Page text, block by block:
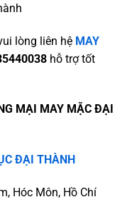
lòng liên hệ MAY
hỗ trợ tốt
MẠI MAY MẶC ĐẠI
ĐẠI THÀNH
Hóc Môn, Hồ Chí